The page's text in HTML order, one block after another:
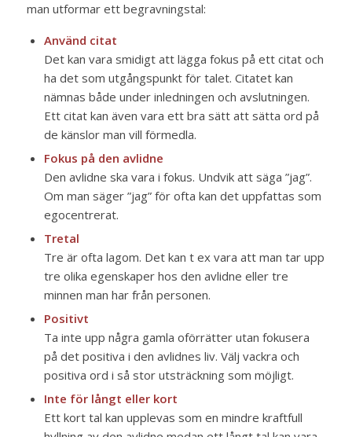
man utformar ett begravningstal:
Använd citat
Det kan vara smidigt att lägga fokus på ett citat och
ha det som utgångspunkt för talet. Citatet kan
nämnas både under inledningen och avslutningen.
Ett citat kan även vara ett bra sätt att sätta ord på
de känslor man vill förmedla.
Fokus på den avlidne
Den avlidne ska vara i fokus. Undvik att säga ”jag”.
Om man säger ”jag” för ofta kan det uppfattas som
egocentrerat.
Tretal
Tre är ofta lagom. Det kan t ex vara att man tar upp
tre olika egenskaper hos den avlidne eller tre
minnen man har från personen.
Positivt
Ta inte upp några gamla oförrätter utan fokusera
på det positiva i den avlidnes liv. Välj vackra och
positiva ord i så stor utsträckning som möjligt.
Inte för långt eller kort
Ett kort tal kan upplevas som en mindre kraftfull